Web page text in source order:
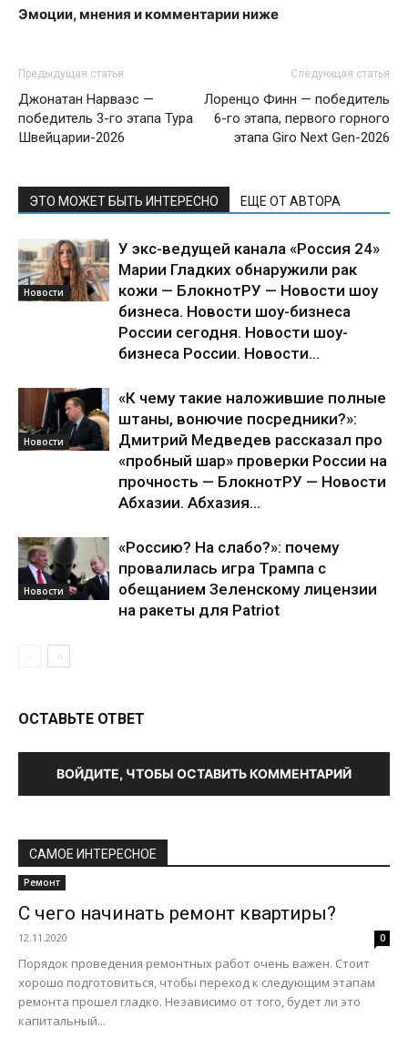
Эмоции, мнения и комментарии ниже
Предыдущая статья
Джонатан Нарваэс —
победитель 3-го этапа Тура
Швейцарии-2026
Следующая статья
Лоренцо Финн — победитель
6-го этапа, первого горного
этапа Giro Next Gen-2026
ЭТО МОЖЕТ БЫТЬ ИНТЕРЕСНО ЕЩЕ ОТ АВТОРА
Новости
У экс-ведущей канала «Россия 24»
Марии Гладких обнаружили рак
кожи — БлокнотРУ — Новости шоу
бизнеса. Новости шоу-бизнеса
России сегодня. Новости шоу-
бизнеса России. Новости...
Новости
«К чему такие наложившие полные
штаны, вонючие посредники?»:
Дмитрий Медведев рассказал про
«пробный шар» проверки России на
прочность — БлокнотРУ — Новости
Абхазии. Абхазия...
Новости
«Россию? На слабо?»: почему
провалилась игра Трампа с
обещанием Зеленскому лицензии
на ракеты для Patriot
ОСТАВЬТЕ ОТВЕТ
ВОЙДИТЕ, ЧТОБЫ ОСТАВИТЬ КОММЕНТАРИЙ
САМОЕ ИНТЕРЕСНОЕ
Ремонт
С чего начинать ремонт квартиры?
12.11.2020 0
Порядок проведения ремонтных работ очень важен. Стоит
хорошо подготовиться, чтобы переход к следующим этапам
ремонта прошел гладко. Независимо от того, будет ли это
капитальный...